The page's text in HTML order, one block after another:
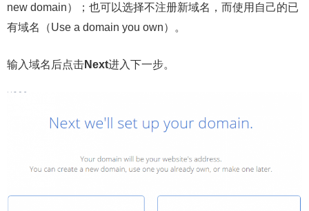
new domain）；也可以选择不注册新域名，而使用自己的已
有域名（Use a domain you own）。
输入域名后点击Next进入下一步。